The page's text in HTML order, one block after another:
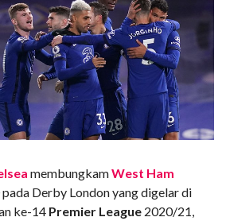
membungkamWest Ham
Derby London yang digelar di
ke-14 Premier League 2020/21,